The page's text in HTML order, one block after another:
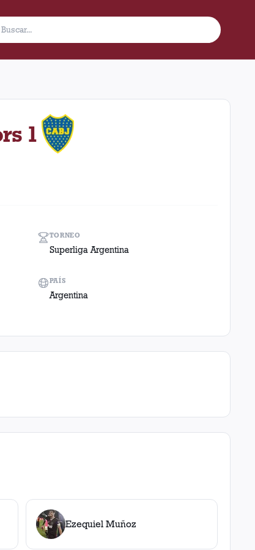
condición de local en el estadio Ciudad De Lanús -
1
TORNEO
Superliga Argentina
PAÍS
Argentina
Ezequiel Muñoz